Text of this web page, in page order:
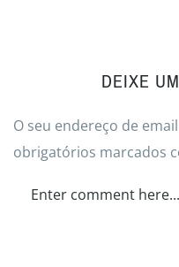
DEIXE
O seu endereço de
obrigatórios marcados